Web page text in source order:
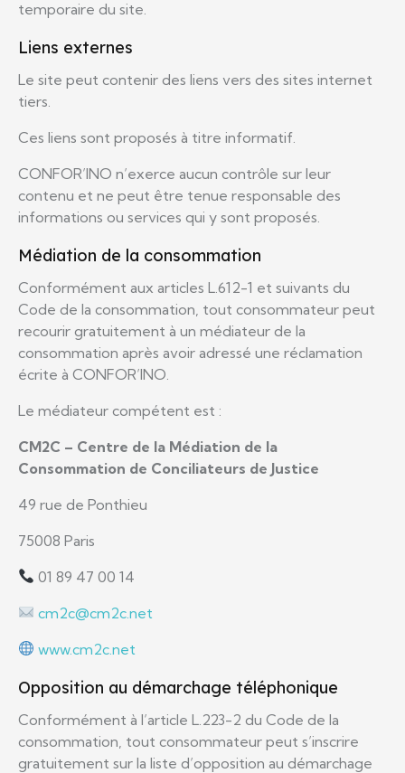
temporaire du site.
Liens externes
Le site peut contenir des liens vers des sites internet
tiers.
Ces liens sont proposés à titre informatif.
CONFOR’INO n’exerce aucun contrôle sur leur
contenu et ne peut être tenue responsable des
informations ou services qui y sont proposés.
Médiation de la consommation
Conformément aux articles L.612-1 et suivants du
Code de la consommation, tout consommateur peut
recourir gratuitement à un médiateur de la
consommation après avoir adressé une réclamation
écrite à CONFOR’INO.
Le médiateur compétent est :
CM2C – Centre de la Médiation de la
Consommation de Conciliateurs de Justice
49 rue de Ponthieu
75008 Paris
01 89 47 00 14
cm2c@cm2c.net
www.cm2c.net
Opposition au démarchage téléphonique
Conformément à l’article L.223-2 du Code de la
consommation, tout consommateur peut s’inscrire
gratuitement sur la liste d’opposition au démarchage